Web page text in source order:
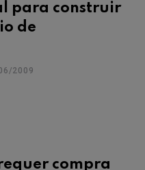
para construir
de
2009
compra